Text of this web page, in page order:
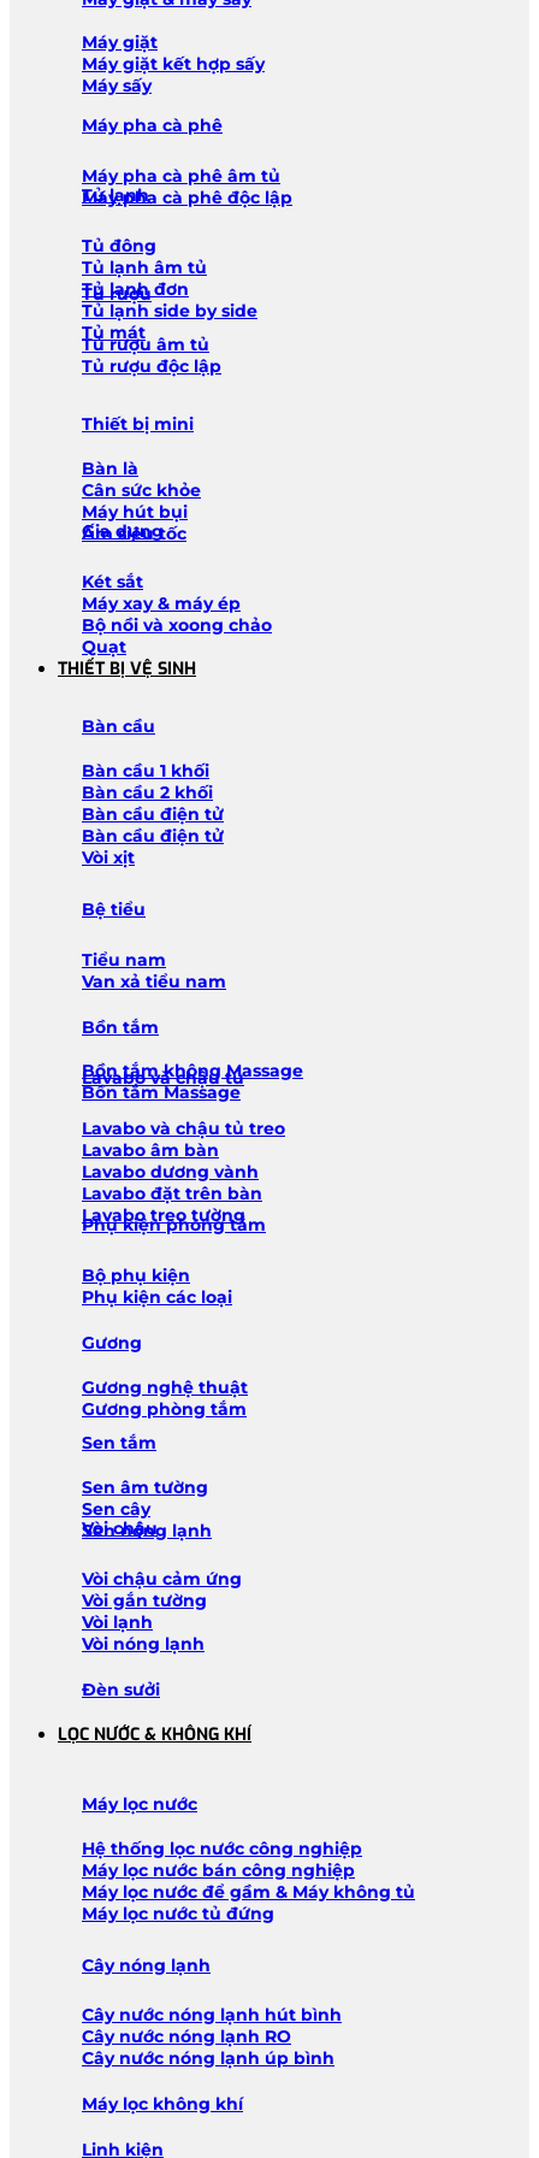
Máy giặt
Máy giặt kết hợp sấy
Máy sấy
Máy pha cà phê
Máy pha cà phê âm tủ
Máy pha cà phê độc lập
Tủ lạnh
Tủ đông
Tủ lạnh âm tủ
Tủ lạnh đơn
Tủ lạnh side by side
Tủ mát
Tủ rượu
Tủ rượu âm tủ
Tủ rượu độc lập
Thiết bị mini
Bàn là
Cân sức khỏe
Máy hút bụi
Ấm siêu tốc
Gia dụng
Két sắt
Máy xay & máy ép
Bộ nồi và xoong chảo
Quạt
THIẾT BỊ VỆ SINH
Bàn cầu
Bàn cầu 1 khối
Bàn cầu 2 khối
Bàn cầu điện tử
Bàn cầu điện tử
Vòi xịt
Bệ tiểu
Tiểu nam
Van xả tiểu nam
Bồn tắm
Bồn tắm không Massage
Bồn tắm Massage
Lavabo và chậu tủ
Lavabo và chậu tủ treo
Lavabo âm bàn
Lavabo dương vành
Lavabo đặt trên bàn
Lavabo treo tường
Phụ kiện phòng tắm
Bộ phụ kiện
Phụ kiện các loại
Gương
Gương nghệ thuật
Gương phòng tắm
Sen tắm
Sen âm tường
Sen cây
Sen nóng lạnh
Vòi chậu
Vòi chậu cảm ứng
Vòi gắn tường
Vòi lạnh
Vòi nóng lạnh
Đèn sưởi
LỌC NƯỚC & KHÔNG KHÍ
Máy lọc nước
Hệ thống lọc nước công nghiệp
Máy lọc nước bán công nghiệp
Máy lọc nước để gầm & Máy không tủ
Máy lọc nước tủ đứng
Cây nóng lạnh
Cây nước nóng lạnh hút bình
Cây nước nóng lạnh RO
Cây nước nóng lạnh úp bình
Máy lọc không khí
Linh kiện